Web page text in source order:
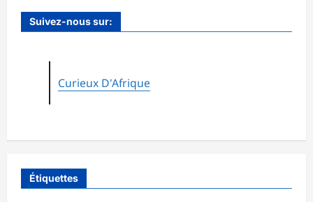
Suivez-nous sur:
Curieux D'Afrique
Étiquettes